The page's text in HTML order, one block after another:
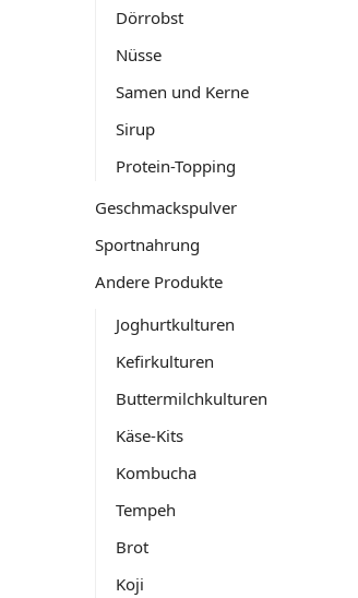
Dörrobst
Nüsse
Samen und Kerne
Sirup
Protein-Topping
Geschmackspulver
Sportnahrung
Andere Produkte
Joghurtkulturen
Kefirkulturen
Buttermilchkulturen
Käse-Kits
Kombucha
Tempeh
Brot
Koji